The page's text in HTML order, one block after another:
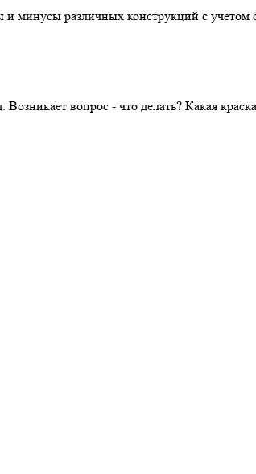
минусы различных конструкций с
вопрос - что делать? Какая